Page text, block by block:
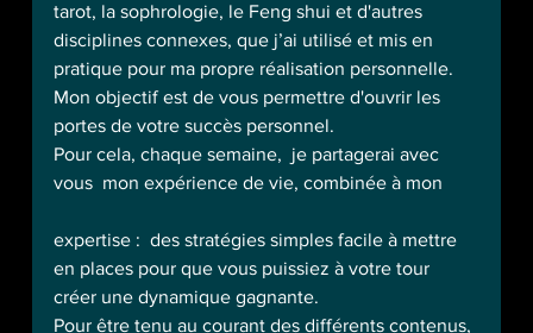
tarot, la sophrologie, le Feng shui et d'autres
disciplines connexes, que j’ai utilisé et mis en
pratique pour ma propre réalisation personnelle.
Mon objectif est de vous permettre d'ouvrir les
portes de votre succès personnel.
Pour cela, chaque semaine,  je partagerai avec
vous  mon expérience de vie, combinée à mon
expertise :  des stratégies simples facile à mettre
en places pour que vous puissiez à votre tour
créer une dynamique gagnante.
Pour être tenu au courant des différents contenus,